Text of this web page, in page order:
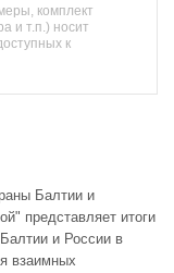
комплект
и т.п.) носит
к
Балтии и
представляет итоги
и России в
взаимных